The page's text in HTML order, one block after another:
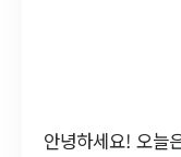
안녕하세요! 오늘